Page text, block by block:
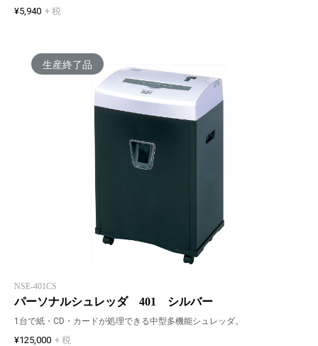
¥5,940 + 税
生産終了品
NSE-401CS
パーソナルシュレッダ 401 シルバー
1台で紙・CD・カードが処理できる中型多機能シュレッダ。
¥125,000 + 税